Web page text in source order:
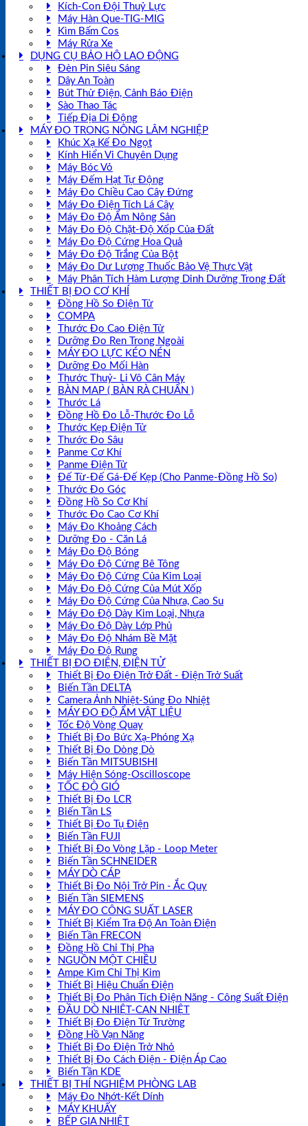
Kích-Con Đội Thuỷ Lực
Máy Hàn Que-TIG-MIG
Kìm Bấm Cos
Máy Rửa Xe
DỤNG CỤ BẢO HỘ LAO ĐỘNG
Đèn Pin Siêu Sáng
Dây An Toàn
Bút Thử Điện, Cảnh Báo Điện
Sào Thao Tác
Tiếp Địa Di Động
MÁY ĐO TRONG NÔNG LÂM NGHIỆP
Khúc Xạ Kế Đo Ngọt
Kính Hiển Vi Chuyên Dụng
Máy Bóc Vỏ
Máy Đếm Hạt Tự Động
Máy Đo Chiều Cao Cây Đứng
Máy Đo Điện Tích Lá Cây
Máy Đo Độ Ẩm Nông Sản
Máy Đo Độ Chặt-Độ Xốp Của Đất
Máy Đo Độ Cứng Hoa Quả
Máy Đo Độ Trắng Của Bột
Máy Đo Dư Lượng Thuốc Bảo Vệ Thực Vật
Máy Phân Tích Hàm Lượng Dinh Dưỡng Trong Đất
THIẾT BỊ ĐO CƠ KHÍ
Đồng Hồ So Điện Tử
COMPA
Thước Đo Cao Điện Tử
Dưỡng Đo Ren Trong Ngoài
MÁY ĐO LỰC KÉO NÉN
Dưỡng Đo Mối Hàn
Thước Thuỷ- Li Vô Cân Máy
BÀN MAP ( BÀN RÀ CHUẨN )
Thước Lá
Đồng Hồ Đo Lỗ-Thước Đo Lỗ
Thước Kẹp Điện Tử
Thước Đo Sâu
Panme Cơ Khí
Panme Điện Tử
Đế Từ-Đế Gá-Đế Kẹp (Cho Panme-Đồng Hồ So)
Thước Đo Góc
Đồng Hồ So Cơ Khí
Thước Đo Cao Cơ Khí
Máy Đo Khoảng Cách
Dưỡng Đo - Căn Lá
Máy Đo Độ Bóng
Máy Đo Độ Cứng Bê Tông
Máy Đo Độ Cứng Của Kim Loại
Máy Đo Độ Cứng Của Mút Xốp
Máy Đo Độ Cứng Của Nhựa, Cao Su
Máy Đo Độ Dày Kim Loại, Nhựa
Máy Đo Độ Dày Lớp Phủ
Máy Đo Độ Nhám Bề Mặt
Máy Đo Độ Rung
THIẾT BỊ ĐO ĐIỆN, ĐIỆN TỬ
Thiết Bị Đo Điện Trở Đất - Điện Trở Suất
Biến Tần DELTA
Camera Ảnh Nhiệt-Súng Đo Nhiệt
MÁY ĐO ĐỘ ẨM VẬT LIỆU
Tốc Độ Vòng Quay
Thiết Bị Đo Bức Xạ-Phóng Xạ
Thiết Bị Đo Dòng Dò
Biến Tần MITSUBISHI
Máy Hiện Sóng-Oscilloscope
TỐC ĐỘ GIÓ
Thiết Bị Đo LCR
Biến Tần LS
Thiết Bị Đo Tụ Điện
Biến Tần FUJI
Thiết Bị Đo Vòng Lặp - Loop Meter
Biến Tần SCHNEIDER
MÁY DÒ CÁP
Thiết Bị Đo Nội Trở Pin - Ắc Quy
Biến Tần SIEMENS
MÁY ĐO CÔNG SUẤT LASER
Thiết Bị Kiểm Tra Độ An Toàn Điện
Biến Tần FRECON
Đồng Hồ Chỉ Thị Pha
NGUỒN MỘT CHIỀU
Ampe Kìm Chỉ Thị Kim
Thiết Bị Hiệu Chuẩn Điện
Thiết Bị Đo Phân Tích Điện Năng - Công Suất Điện
ĐẦU DÒ NHIỆT-CAN NHIỆT
Thiết Bị Đo Điện Từ Trường
Đồng Hồ Vạn Năng
Thiết Bị Đo Điện Trở Nhỏ
Thiết Bị Đo Cách Điện - Điện Áp Cao
Biến Tần KDE
THIẾT BỊ THÍ NGHIỆM PHÒNG LAB
Máy Đo Nhớt-Kết Dính
MÁY KHUẤY
BẾP GIA NHIỆT